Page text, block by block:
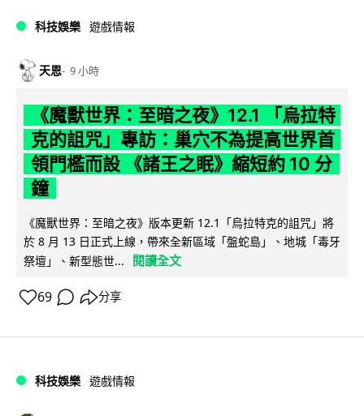
科技娛樂 遊戲情報
天恩 9 小時
《魔獸世界：至暗之夜》12.1 「烏拉特
克的詛咒」專訪：巢穴不為提高世界首
領門檻而設 《諸王之眠》縮短約 10 分
鐘
《魔獸世界：至暗之夜》版本更新 12.1「烏拉特克的詛咒」將
於 8 月 13 日正式上線，帶來全新區域「盤蛇島」、地城「毒牙
祭壇」、新型態世...
閱讀全文
69 分享
科技娛樂 遊戲情報